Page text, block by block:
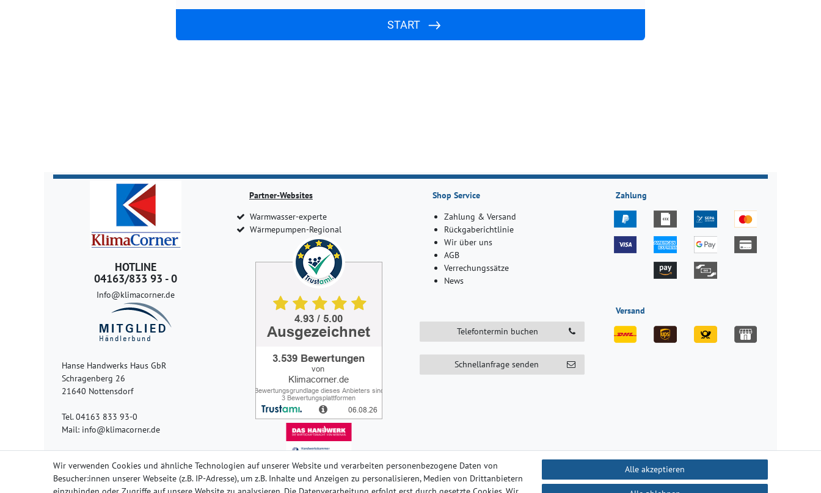
HOTLINE
04163/833 93 - 0
Info@klimacorner.de
Hanse Handwerks Haus GbR
Schragenberg 26
21640 Nottensdorf
Tel. 04163 833 93-0
Mail: info@klimacorner.de
Partner-Websites
Warmwasser-experte
Wärmepumpen-Regional
Shop Service
Zahlung & Versand
Rückgaberichtlinie
Wir über uns
AGB
Verrechungssätze
News
Telefontermin buchen
Schnellanfrage senden
Zahlung
Versand
Wir verwenden Cookies und ähnliche Technologien auf unserer Website und verarbeiten personenbezogene Daten von
Besucher:innen unserer Webseite (z.B. IP-Adresse), um z.B. Inhalte und Anzeigen zu personalisieren, Medien von Drittanbietern
Alle akzeptieren